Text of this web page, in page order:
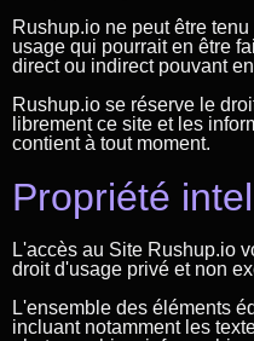
Rushup.io ne peut être
usage qui pourrait en être
direct ou indirect pouvant
Rushup.io se réserve le
librement ce site et les
contient à tout moment.
Propriété
L'accès au Site Rushup.io
droit d'usage privé et non
L'ensemble des éléments
incluant notamment les